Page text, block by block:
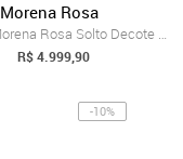
Morena Rosa
Vestido Morena Rosa Solto Decote Careca ...
R$ 4.999,90
-10%